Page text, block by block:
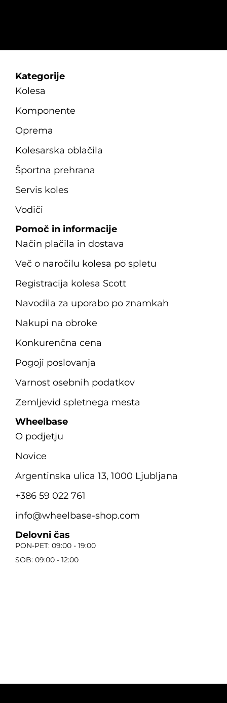
Kategorije
Kolesa
Komponente
Oprema
Kolesarska oblačila
Športna prehrana
Servis koles
Vodiči
Pomoč in informacije
Način plačila in dostava
Več o naročilu kolesa po spletu
Registracija kolesa Scott
Navodila za uporabo po znamkah
Nakupi na obroke
Konkurenčna cena
Pogoji poslovanja
Varnost osebnih podatkov
Zemljevid spletnega mesta
Wheelbase
O podjetju
Novice
Argentinska ulica 13, 1000 Ljubljana
+386 59 022 761
info@wheelbase-shop.com
Delovni čas
PON-PET: 09:00 - 19:00
SOB: 09:00 - 12:00